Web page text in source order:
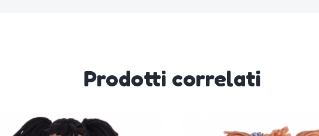
Prodotti correlati